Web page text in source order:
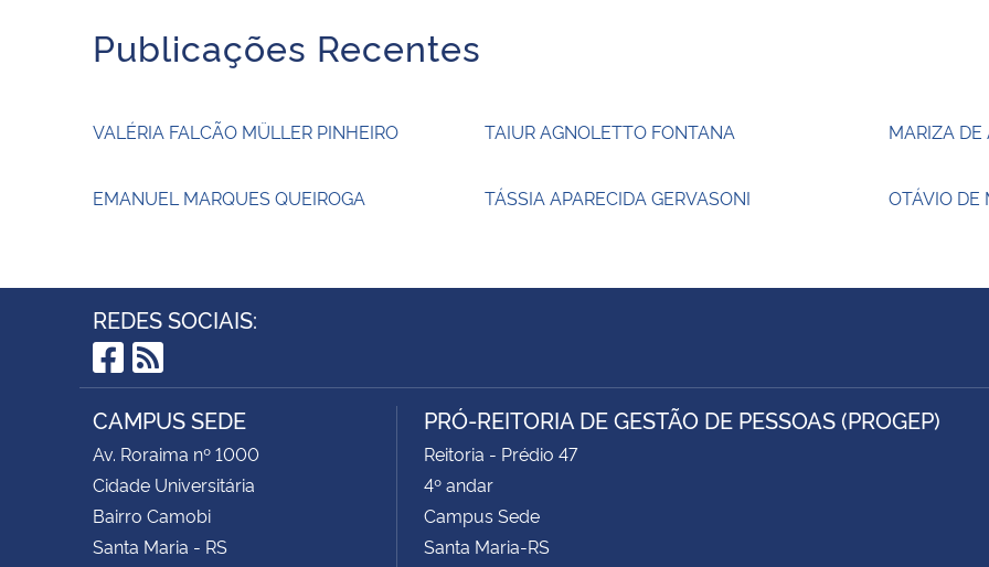
Publicações Recentes
VALÉRIA FALCÃO MÜLLER PINHEIRO TAIUR AGNOLETTO FONTANA MARIZA
EMANUEL MARQUES QUEIROGA TÁSSIA APARECIDA GERVASONI OTÁVIO DE
REDES SOCIAIS:
Facebook
RSS
CAMPUS SEDE
Av. Roraima nº 1000
Cidade Universitária
Bairro Camobi
Santa Maria - RS
PRÓ-REITORIA DE GESTÃO DE PESSOAS (PROGEP)
Reitoria - Prédio 47
4º andar
Campus Sede
Santa Maria-RS